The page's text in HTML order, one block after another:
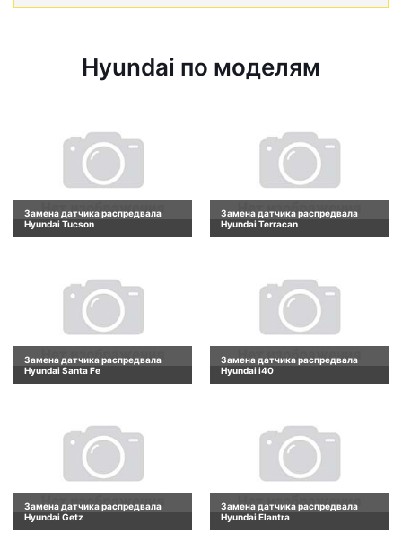
Hyundai по моделям
Замена датчика распредвала
Hyundai Tucson
Замена датчика распредвала
Hyundai Terracan
Замена датчика распредвала
Hyundai Santa Fe
Замена датчика распредвала
Hyundai i40
Замена датчика распредвала
Hyundai Getz
Замена датчика распредвала
Hyundai Elantra